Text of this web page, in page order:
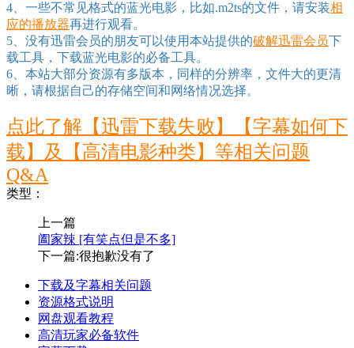
4、一些不常见格式的蓝光电影，比如.m2ts的文件，请安装相
应的播放器再进行观看。
5、没有迅雷会员的朋友可以使用本站提供的破解迅雷会员下
载工具，下载蓝光电影的必备工具。
6、本站大部分资源有多版本，同样的分辨率，文件大的更清
晰，请根据自己的存储空间和网络情况选择。
点此了解【迅雷下载失败】【字幕如何下
载】及【高清电影种类】等相关问题
Q&A
类型：
上一篇
阖家辣 [有笑点但是不多]
下一篇:很抱歉没有了
下载及字幕相关问题
资源格式说明
网盘观看教程
高清玩家必备软件